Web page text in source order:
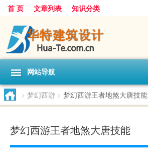
首 页 文章列表 知识分类
网站导航
> 梦幻西游 > 梦幻西游王者地煞大唐技能
梦幻西游王者地煞大唐技能